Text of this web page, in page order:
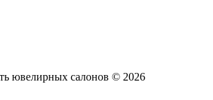
ювелирных салонов © 2026